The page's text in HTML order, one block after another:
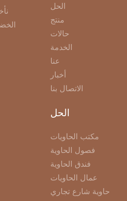
الحل
منتج
حالات
الخدمة
عنا
أخبار
الاتصال بنا
الحل
مكتب الحاويات
فصول الحاوية
فندق الحاوية
عمال الحاويات
حاوية شارع تجاري